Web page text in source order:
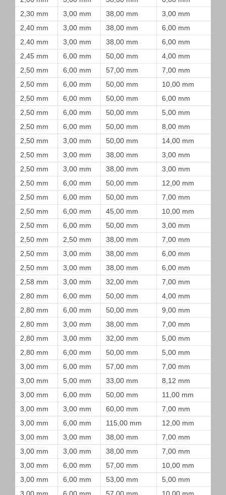
2,30 mm
3,00 mm 38,00 mm
3,00 mm
2,40 mm
3,00 mm 38,00 mm
6,00 mm
2,40 mm
3,00 mm 38,00 mm
6,00 mm
2,45 mm
6,00 mm 50,00 mm
4,00 mm
2,50 mm
6,00 mm 57,00 mm
7,00 mm
2,50 mm
6,00 mm 50,00 mm
10,00 mm
2,50 mm
6,00 mm 50,00 mm
6,00 mm
2,50 mm
6,00 mm 50,00 mm
5,00 mm
2,50 mm
6,00 mm 50,00 mm
8,00 mm
2,50 mm
3,00 mm 50,00 mm
14,00 mm
2,50 mm
3,00 mm 38,00 mm
3,00 mm
2,50 mm
3,00 mm 38,00 mm
3,00 mm
2,50 mm
6,00 mm 50,00 mm
12,00 mm
2,50 mm
6,00 mm 50,00 mm
7,00 mm
2,50 mm
6,00 mm 45,00 mm
10,00 mm
2,50 mm
6,00 mm 50,00 mm
3,00 mm
2,50 mm
2,50 mm 38,00 mm
7,00 mm
2,50 mm
3,00 mm 38,00 mm
6,00 mm
2,50 mm
3,00 mm 38,00 mm
6,00 mm
2,58 mm
3,00 mm 32,00 mm
7,00 mm
2,80 mm
6,00 mm 50,00 mm
4,00 mm
2,80 mm
6,00 mm 50,00 mm
9,00 mm
2,80 mm
3,00 mm 38,00 mm
7,00 mm
2,80 mm
3,00 mm 32,00 mm
5,00 mm
2,80 mm
6,00 mm 50,00 mm
5,00 mm
3,00 mm
6,00 mm 57,00 mm
7,00 mm
3,00 mm
5,00 mm 33,00 mm
8,12 mm
3,00 mm
6,00 mm 50,00 mm
11,00 mm
3,00 mm
3,00 mm 60,00 mm
7,00 mm
3,00 mm
6,00 mm 115,00 mm
12,00 mm
3,00 mm
3,00 mm 38,00 mm
7,00 mm
3,00 mm
3,00 mm 38,00 mm
7,00 mm
3,00 mm
6,00 mm 57,00 mm
10,00 mm
3,00 mm
6,00 mm 53,00 mm
5,00 mm